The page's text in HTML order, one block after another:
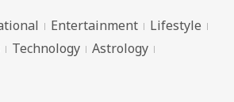
Entertainment
Lifestyle
Technology Astrology